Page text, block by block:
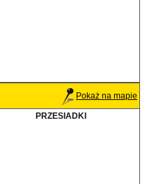
Pokaż na mapie
PRZESIADKI